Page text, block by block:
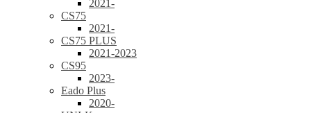
2021-
CS75
2021-
CS75 PLUS
2021-2023
CS95
2023-
Eado Plus
2020-